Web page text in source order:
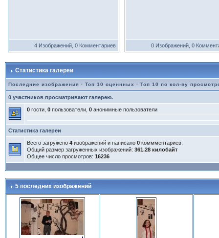
4 Изображений, 0 Комментариев 0 Изображений, 0
Статистика галереи
Последние изображения · Топ 10 оценнных · Топ 10 по кол-ву
0 участников просматривают галерею.
0гости, 0пользователи, 0анонимные пользователи
Статистика галереи
Всего загружено 4изображений и написано 0коммментариев.
Общий размер загруженных изображений: 361.28 килобайт
Общее число просмотров: 16236
5 последних изображений